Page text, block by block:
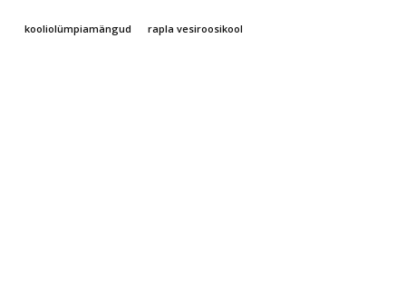
kooliolümpiamängud rapla vesiroosikool